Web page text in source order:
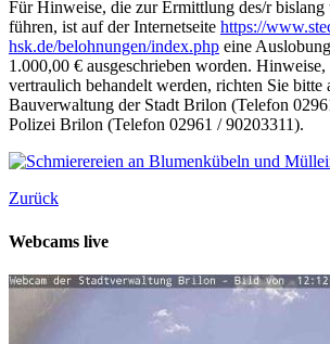
Für Hinweise, die zur Ermittlung des/r bislang
führen, ist auf der Internetseite https://
hsk.de/belohnungen/index.php eine
1.000,00 € ausgeschrieben worden.
vertraulich behandelt werden, richten Sie bitte
Bauverwaltung der Stadt Brilon (Telefon
Polizei Brilon (Telefon 02961 / 90203311).
Zurück
Webcams live